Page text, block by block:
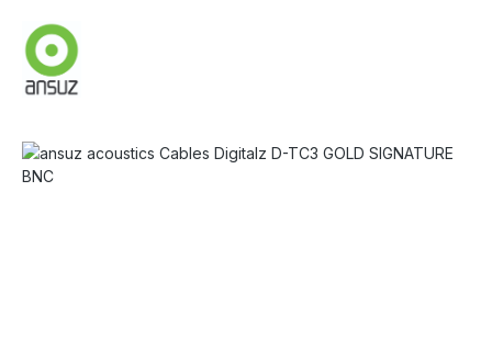
Bildergalerie überspringen